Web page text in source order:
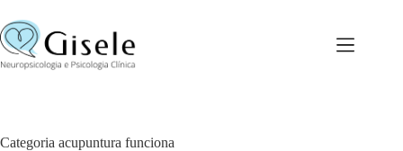
para
o
conteúdo
Categoria acupuntura funciona